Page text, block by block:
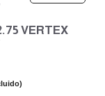
VERTEX